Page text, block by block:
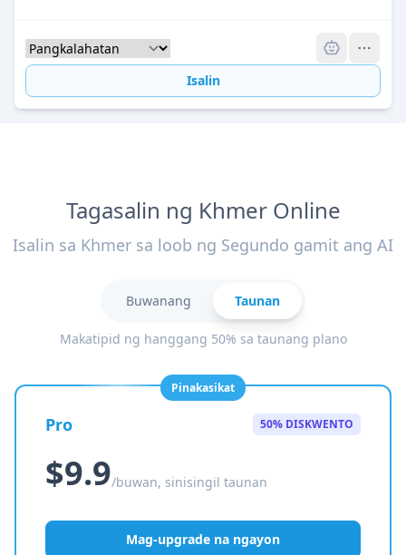
Isalin
Tagasalin ng Khmer Online
Isalin sa Khmer sa loob ng Segundo gamit ang AI
Buwanang Taunan
Makatipid ng hanggang 50% sa taunang plano
Pinakasikat
Pro 50% DISKWENTO
$9.9/buwan, sinisingil taunan
Mag-upgrade na ngayon